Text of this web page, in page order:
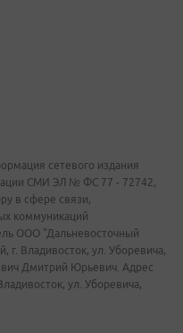
сетевого издания
СМИ ЭЛ № ФС 77 - 72742,
в сфере связи,
коммуникаций
ООО "Дальневосточный
г. Владивосток, ул. Уборевича,
Дмитрий Юрьевич. Адрес
ул. Уборевича,